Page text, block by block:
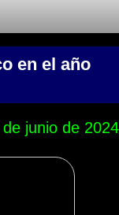
en el año
junio de 2024